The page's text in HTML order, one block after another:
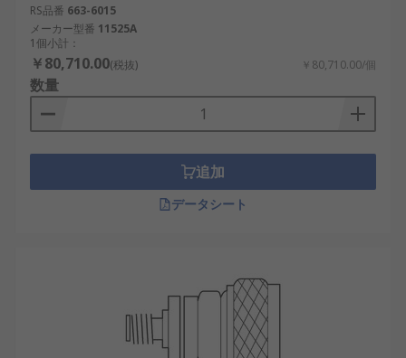
RS品番 663-6015
メーカー型番 11525A
1個小計：
￥80,710.00(税抜) ￥80,710.00/個
数量
追加
データシート